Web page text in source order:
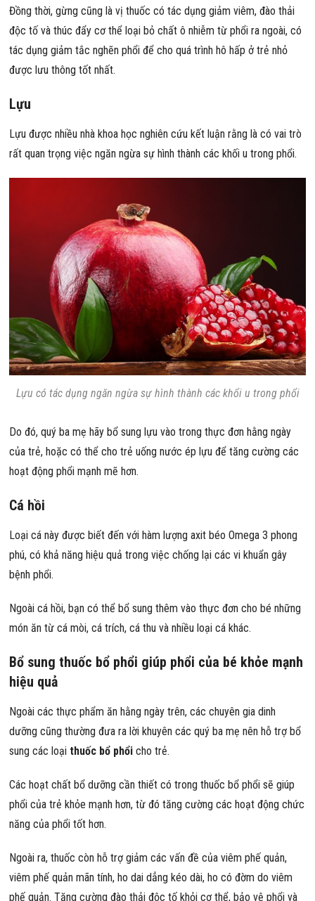
Đồng thời, gừng cũng là vị thuốc có tác dụng giảm viêm, đào thải
độc tố và thúc đẩy cơ thể loại bỏ chất ô nhiễm từ phổi ra ngoài, có
tác dụng giảm tắc nghẽn phổi để cho quá trình hô hấp ở trẻ nhỏ
được lưu thông tốt nhất.
Lựu
Lựu được nhiều nhà khoa học nghiên cứu kết luận rằng là có vai trò
rất quan trọng việc ngăn ngừa sự hình thành các khối u trong phổi.
Lựu có tác dụng ngăn ngừa sự hình thành các khổi u trong phổi
Do đó, quý ba mẹ hãy bổ sung lựu vào trong thực đơn hằng ngày
của trẻ, hoặc có thể cho trẻ uống nước ép lựu để tăng cường các
hoạt động phổi mạnh mẽ hơn.
Cá hồi
Loại cá này được biết đến với hàm lượng axit béo Omega 3 phong
phú, có khả năng hiệu quả trong việc chống lại các vi khuẩn gây
bệnh phổi.
Ngoài cá hồi, bạn có thể bổ sung thêm vào thực đơn cho bé những
món ăn từ cá mòi, cá trích, cá thu và nhiều loại cá khác.
Bổ sung thuốc bổ phổi giúp phổi của bé khỏe mạnh
hiệu quả
Ngoài các thực phẩm ăn hằng ngày trên, các chuyên gia dinh
dưỡng cũng thường đưa ra lời khuyên các quý ba mẹ nên hỗ trợ bổ
sung các loại thuốc bổ phổi cho trẻ.
Các hoạt chất bổ dưỡng cần thiết có trong thuốc bổ phổi sẽ giúp
phổi của trẻ khỏe mạnh hơn, từ đó tăng cường các hoạt động chức
năng của phổi tốt hơn.
Ngoài ra, thuốc còn hỗ trợ giảm các vấn đề của viêm phế quản,
viêm phế quản mãn tính, ho dai dẳng kéo dài, ho có đờm do viêm
phế quản. Tăng cường đào thải độc tố khỏi cơ thể, bảo vệ phổi và